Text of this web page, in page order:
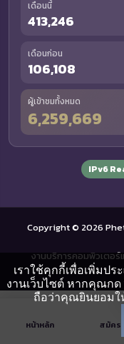
เดือนนี้
413,246
เดือนก่อน
106,108
ผู้เข้าชมทั้งหมด
6,259,669
IPv6
Copyright © 2026
งานบริการคอมพิวเตอร์
หน้าหลัก สมัครเ
เราใช้คุกกี้เพื่อเพิ่มป
งานเว็บไซต์ หากคุณกด
ถือว่าคุณยินยอมใ